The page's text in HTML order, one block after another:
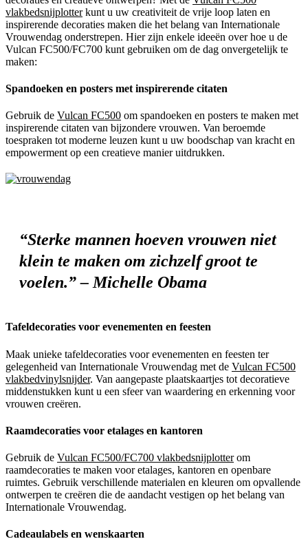
vlakbedsnijplotterkunt u uw creativiteit de vrije loop laten en
inspirerende decoraties maken die het belang van Internationale
Vrouwendag onderstrepen. Hier zijn enkele ideeën over hoe u de
Vulcan FC500/FC700 kunt gebruiken om de dag onvergetelijk te
maken:
Spandoeken en posters met inspirerende citaten
Gebruik de Vulcan FC500 om spandoeken en posters te maken met
inspirerende citaten van bijzondere vrouwen. Van beroemde
toespraken tot moderne leuzen kunt u uw boodschap van kracht en
empowerment op een creatieve manier uitdrukken.
“Sterke mannen hoeven vrouwen niet
klein te maken om zichzelf groot te
voelen.” – Michelle Obama
Tafeldecoraties voor evenementen en feesten
Maak unieke tafeldecoraties voor evenementen en feesten ter
gelegenheid van Internationale Vrouwendag met de Vulcan FC500
vlakbedvinylsnijder. Van aangepaste plaatskaartjes tot decoratieve
middenstukken kunt u een sfeer van waardering en erkenning voor
vrouwen creëren.
Raamdecoraties voor etalages en kantoren
Gebruik de Vulcan FC500/FC700 vlakbedsnijplotterom
raamdecoraties te maken voor etalages, kantoren en openbare
ruimtes. Gebruik verschillende materialen en kleuren om opvallende
ontwerpen te creëren die de aandacht vestigen op het belang van
Internationale Vrouwendag.
Cadeaulabels en wenskaarten